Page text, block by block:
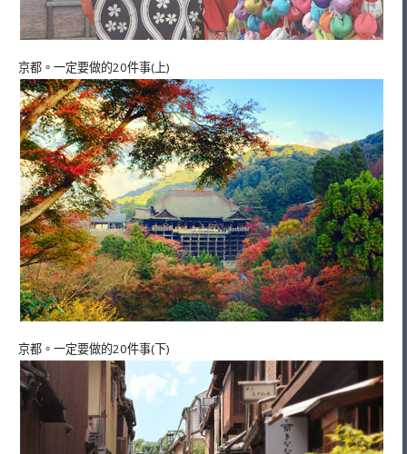
京都。一定要做的20件事(上)
京都。一定要做的20件事(下)